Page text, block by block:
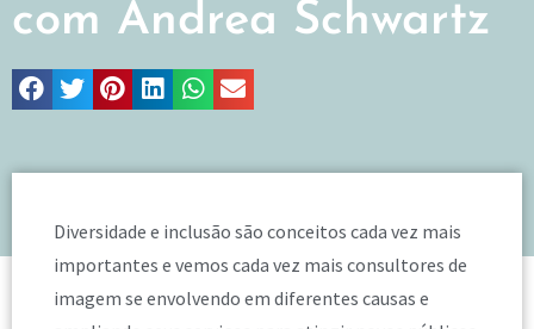
com Andrea Schwartz
Diversidade e inclusão são conceitos cada vez mais
importantes e vemos cada vez mais consultores de
imagem se envolvendo em diferentes causas e